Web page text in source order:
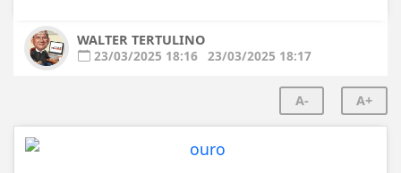
WALTER TERTULINO
23/03/2025 18:16 23/03/2025 18:17
A- A+